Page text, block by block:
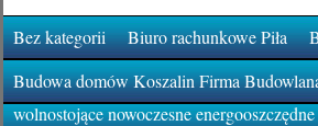
Bez kategorii Biuro rachunkowe Piła
Budowa domów Koszalin Firma
wolnostojące nowoczesne energooszczędne